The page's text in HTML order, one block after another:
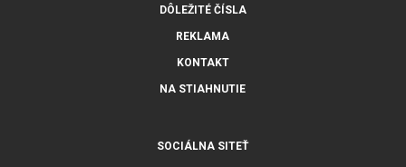
DÔLEŽITÉ ČÍSLA
REKLAMA
KONTAKT
NA STIAHNUTIE
SOCIÁLNA SITEŤ